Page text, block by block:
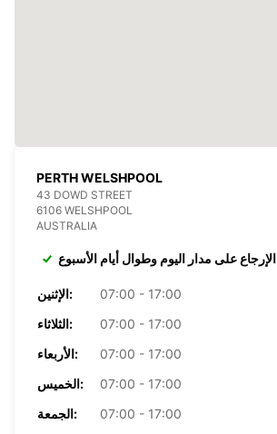
PERTH WELSHPOOL
43 DOWD STREET
6106 WELSHPOOL
AUSTRALIA
الإرجاع على مدار اليوم وطوال أيام الأسبوع
الإثنين:
07:00 - 17:00
الثلاثاء:
07:00 - 17:00
الأربعاء:
07:00 - 17:00
الخميس:
07:00 - 17:00
الجمعة:
07:00 - 17:00